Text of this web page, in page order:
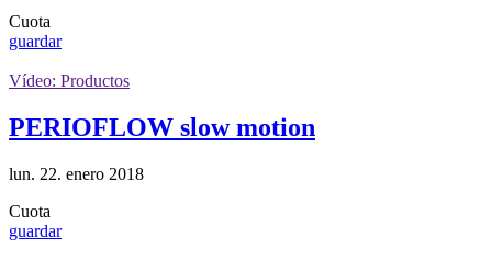
Cuota
guardar
Vídeo: Productos
PERIOFLOW slow motion
lun. 22. enero 2018
Cuota
guardar